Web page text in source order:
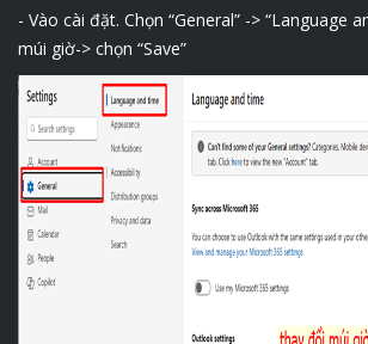
- Vào cài đặt. Chọn “General” -> “Language
múi giờ-> chọn “Save”